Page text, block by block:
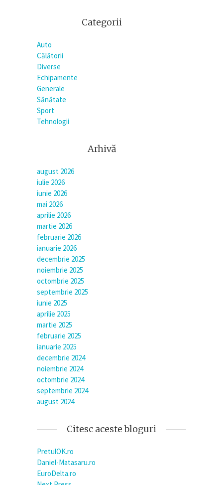
Categorii
Auto
Călătorii
Diverse
Echipamente
Generale
Sănătate
Sport
Tehnologii
Arhivă
august 2026
iulie 2026
iunie 2026
mai 2026
aprilie 2026
martie 2026
februarie 2026
ianuarie 2026
decembrie 2025
noiembrie 2025
octombrie 2025
septembrie 2025
iunie 2025
aprilie 2025
martie 2025
februarie 2025
ianuarie 2025
decembrie 2024
noiembrie 2024
octombrie 2024
septembrie 2024
august 2024
Citesc aceste bloguri
PretulOK.ro
Daniel-Matasaru.ro
EuroDelta.ro